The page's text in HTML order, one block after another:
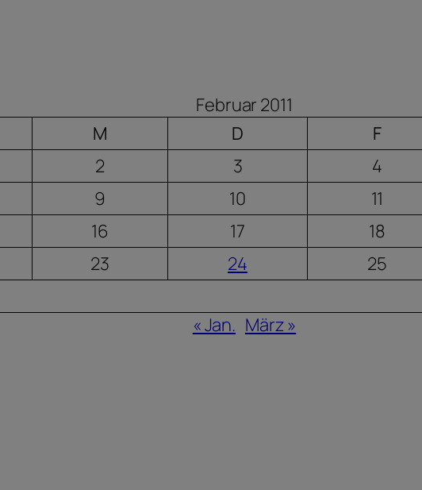
Februar 2011
M D
F
2 3
4
9 10
11
16 17
18
23 24
25
« Jan. März »